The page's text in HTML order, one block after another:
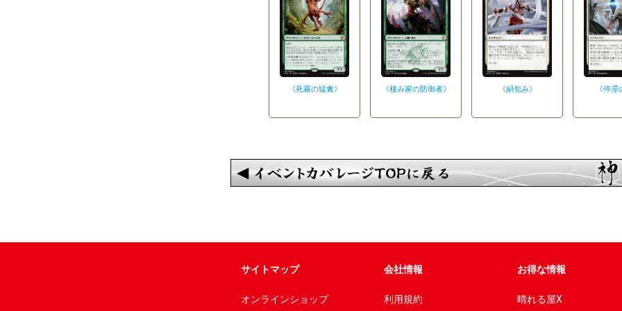
《死霧の猛禽》 《棲み家の防御者》 《絹包み》 《停
サイトマップ
オンラインショップ
会社情報
利用規約
お得な情報
晴れる屋X